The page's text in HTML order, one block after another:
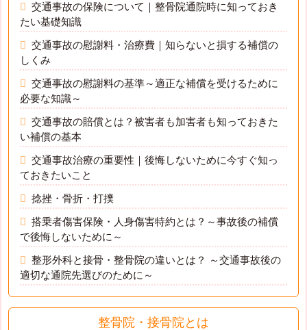
交通事故の保険について｜整骨院通院時に知っておき
たい基礎知識
交通事故の慰謝料・治療費｜知らないと損する補償の
しくみ
交通事故の慰謝料の基準～適正な補償を受けるために
必要な知識～
交通事故の賠償とは？被害者も加害者も知っておきた
い補償の基本
交通事故治療の重要性｜後悔しないために今すぐ知っ
ておきたいこと
捻挫・骨折・打撲
搭乗者傷害保険・人身傷害特約とは？～事故後の補償
で後悔しないために～
整形外科と接骨・整骨院の違いとは？ ～交通事故後の
適切な通院先選びのために～
整骨院・接骨院とは